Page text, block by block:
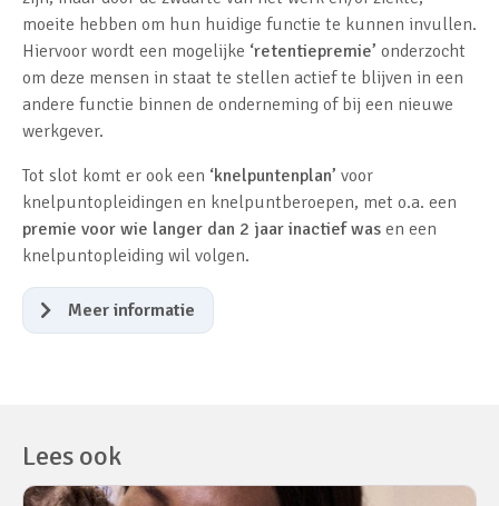
moeite hebben om hun huidige functie te kunnen invullen.
Hiervoor wordt een mogelijke ‘retentiepremie’ onderzocht
om deze mensen in staat te stellen actief te blijven in een
andere functie binnen de onderneming of bij een nieuwe
werkgever.
Tot slot komt er ook een ‘knelpuntenplan’ voor
knelpuntopleidingen en knelpuntberoepen, met o.a. een
premie voor wie langer dan 2 jaar inactief was en een
knelpuntopleiding wil volgen.
Meer informatie
Lees ook